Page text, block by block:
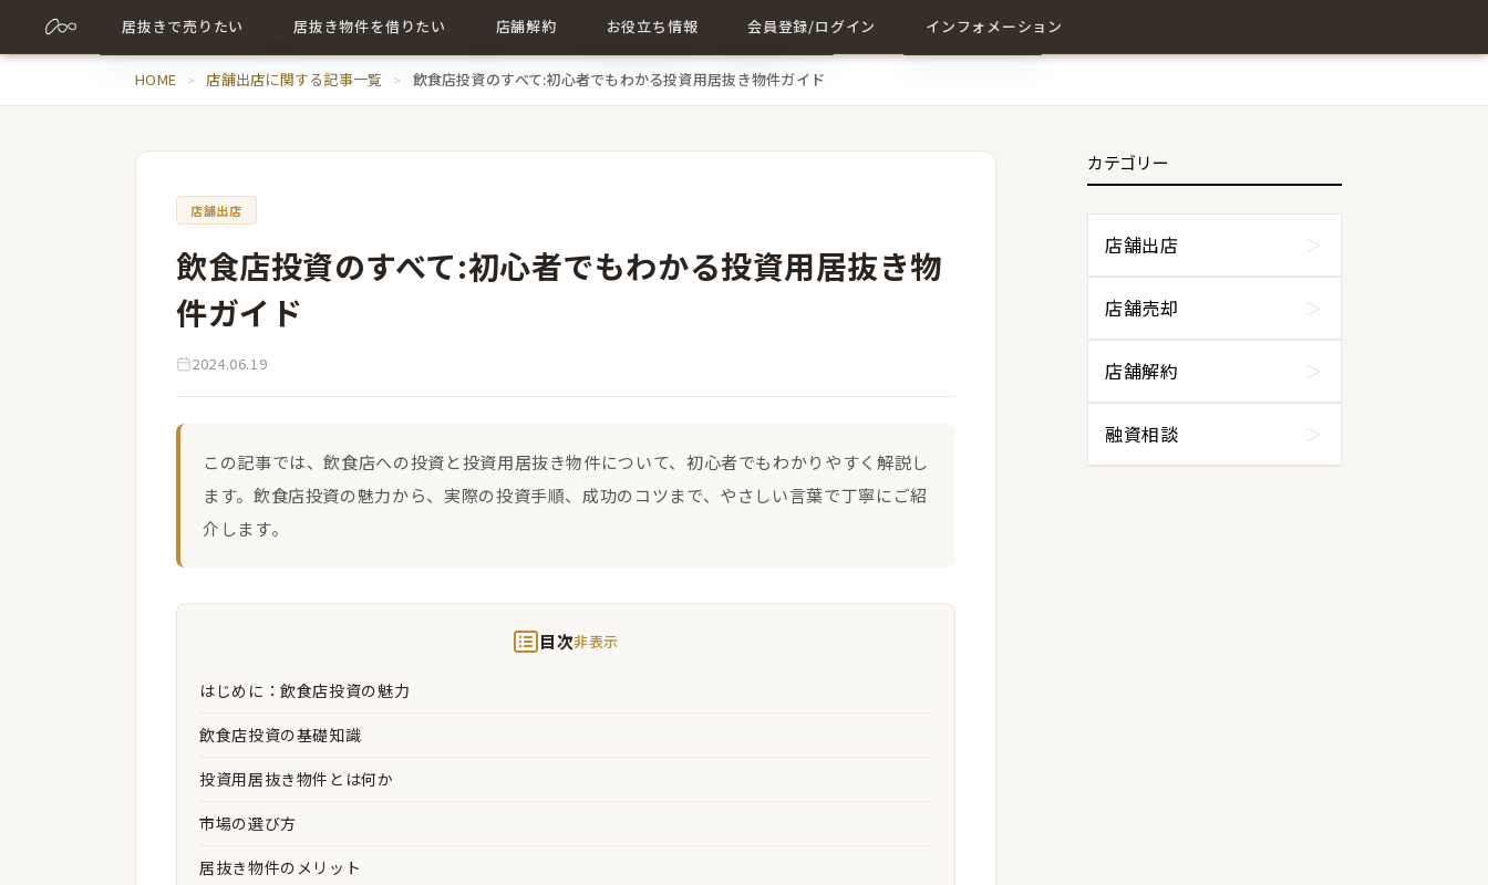
居抜きで売りたい
売却について詳しく
居抜き物件を借りたい
居抜き物件について詳しく
店舗解約
店舗解約について詳しく
お役立ち情報
店舗に関する記事一覧
会員登録/ログイン
会員登録
インフォメーション
HOME 店舗出店に関する記事一覧 飲食店投資のすべて:初心者でもわかる投資用居抜き物件ガイド
店舗出店
飲食店投資のすべて:初心者でもわかる投資用居抜き物
件ガイド
2024.06.19
この記事では、飲食店への投資と投資用居抜き物件について、初心者でもわかりやすく解説し
ます。飲食店投資の魅力から、実際の投資手順、成功のコツまで、やさしい言葉で丁寧にご紹
介します。
目次非表示
はじめに：飲食店投資の魅力
飲食店投資の基礎知識
投資用居抜き物件とは何か
市場の選び方
居抜き物件のメリット
カテゴリー
店舗出店
店舗売却
店舗解約
融資相談